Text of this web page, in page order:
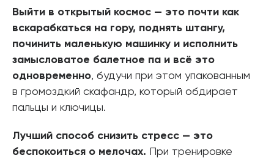
Выйти в открытый космос — это почти как
вскарабкаться на гору, поднять штангу,
починить маленькую машинку и исполнить
замысловатое балетное па и всё это
одновременно, будучи при этом упакованным
в громоздкий скафандр, который обдирает
пальцы и ключицы.
Лучший способ снизить стресс — это
беспокоиться о мелочах. При тренировке